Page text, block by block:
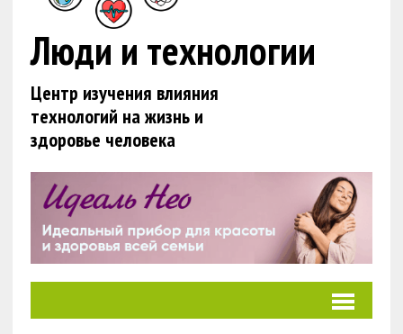
Люди и технологии
Центр изучения влияния
технологий на жизнь и
здоровье человека